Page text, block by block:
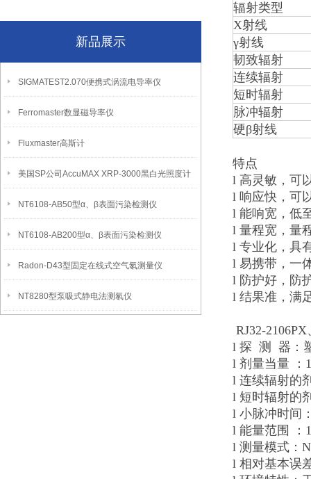
新品展示
SIGMATEST2.070便携式涡流电导率仪
Ferromaster数显磁导率仪
Fluxmaster高斯计
美国SP公司AccuMAX XRP-3000黑白光照度计
NT6108-AB50型α、β表面污染检测仪
NT6108-AB200型α、β表面污染检测仪
Radon-D43型固定在线式空气氡测量仪
NT8280型泵吸式静电法测氡仪
辐射类型
X射线
γ射线
韧致辐射
连续辐射
短时辐射
脉冲辐射
硬β射线
特点
l 高灵敏，可
l 响应快，可
l 能响宽，低
l 量程宽，量
l 专业化，具
l 易携带，一
l 防护好，防
l 结果准，满
RJ32-
l 探 测 器：
l 剂量当量 ：
l 连续辐射的
l 短时辐射的
l 小脉冲时间
l 能量范围 ：
l 测量模式：
l 相对基本误